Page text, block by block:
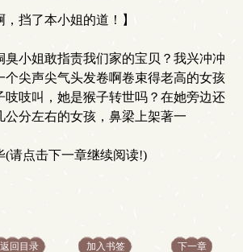
挡了本小姐的道！】
小姐敢指责我们家的宝贝？我兴冲冲
个尖声尖气头发卷啊卷束得老高的女孩
吱吱叫，她是猴子转世吗？在她旁边还
公分左右的女孩，鼻梁上架著一
(请点击下一章继续阅读!)
返回目录 加入书签 下一章